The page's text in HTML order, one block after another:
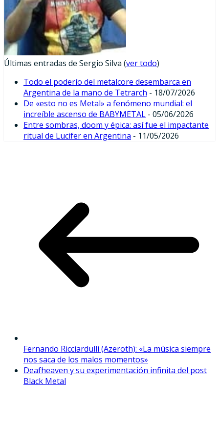
Últimas entradas de Sergio Silva (ver todo)
Todo el poderío del metalcore desembarca en
Argentina de la mano de Tetrarch - 18/07/2026
De «esto no es Metal» a fenómeno mundial: el
increíble ascenso de BABYMETAL - 05/06/2026
Entre sombras, doom y épica: así fue el impactante
ritual de Lucifer en Argentina - 11/05/2026
Fernando Ricciardulli (Azeroth): «La música siempre
nos saca de los malos momentos»
Deafheaven y su experimentación infinita del post
Black Metal